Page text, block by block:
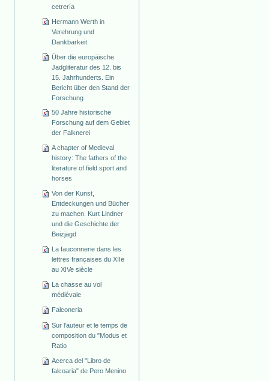
cetrería
Hermann Werth in
Verehrung und
Dankbarkeit
Über die europäische
Jadgliteratur des 12. bis
15. Jahrhunderts. Ein
Bericht über den Stand der
Forschung
50 Jahre historische
Forschung auf dem Gebiet
der Falknerei
A chapter of Medieval
history: The fathers of the
literature of field sport and
horses
Von der Kunst,
Entdeckungen und Bücher
zu machen. Kurt Lindner
und die Geschichte der
Beizjagd
La fauconnerie dans les
lettres françaises du XIIe
au XIVe siècle
La chasse au vol
médiévale
Falconeria
Sur l'auteur et le temps de
composition du "Modus et
Ratio
Acerca del "Libro de
falcoaria" de Pero Menino